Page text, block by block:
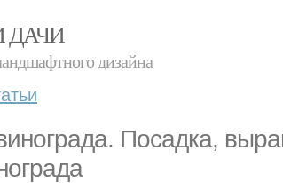
ДАЧИ
дизайна
Посадка,